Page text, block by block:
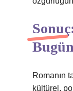
Romanın
kültürel,